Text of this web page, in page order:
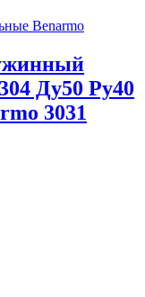
Benarmo
Ду50 Ру40
3031